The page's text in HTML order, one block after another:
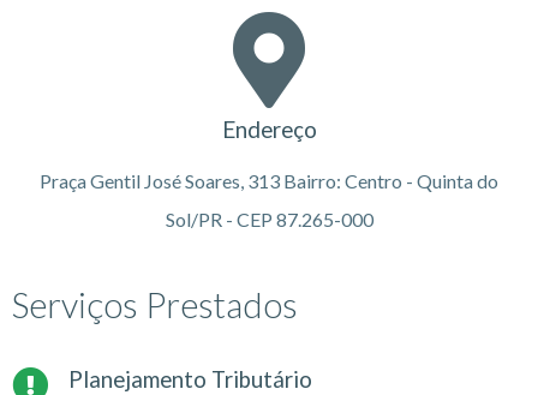
Endereço
Praça Gentil José Soares, 313 Bairro: Centro - Quinta do
Sol/PR - CEP 87.265-000
Serviços Prestados
Planejamento Tributário